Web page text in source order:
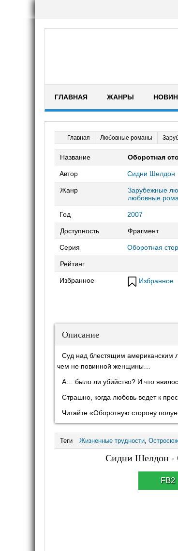
ГЛАВНАЯ ЖАНРЫ
Главная Любовные романы
Название Оборотная
Автор Сидни Шелдон
Жанр Зарубежные
любовные
Год 2007
Доступность Фрагмент
Серия Оборотная
Рейтинг
Избранное Избранное
Описание
Суд над блестящим американским
чем не повинной женщины…
А… было ли убийство? И что
Страшно, когда любовь ведет к
Читайте «Оборотную сторону
Теги Жизненные трудности,
Сидни Шелдон -
FB2